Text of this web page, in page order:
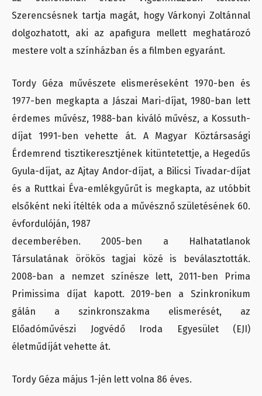
Szerencsésnek tartja magát, hogy Várkonyi Zoltánnal
dolgozhatott, aki az apafigura mellett meghatározó
mestere volt a színházban és a filmben egyaránt.
Tordy Géza művészete elismeréseként 1970-ben és
1977-ben megkapta a Jászai Mari-díjat, 1980-ban lett
érdemes művész, 1988-ban kiváló művész, a Kossuth-
díjat 1991-ben vehette át. A Magyar Köztársasági
Érdemrend tisztikeresztjének kitüntetettje, a Hegedűs
Gyula-díjat, az Ajtay Andor-díjat, a Bilicsi Tivadar-díjat
és a Ruttkai Éva-emlékgyűrűt is megkapta, az utóbbit
elsőként neki ítélték oda a művésznő születésének 60.
évfordulóján, 1987
decemberében. 2005-ben a Halhatatlanok
Társulatának örökös tagjai közé is beválasztották.
2008-ban a nemzet színésze lett, 2011-ben Prima
Primissima díjat kapott. 2019-ben a Szinkronikum
gálán a szinkronszakma elismerését, az
Előadóművészi Jogvédő Iroda Egyesület (EJI)
életműdíját vehette át.
Tordy Géza május 1-jén lett volna 86 éves.